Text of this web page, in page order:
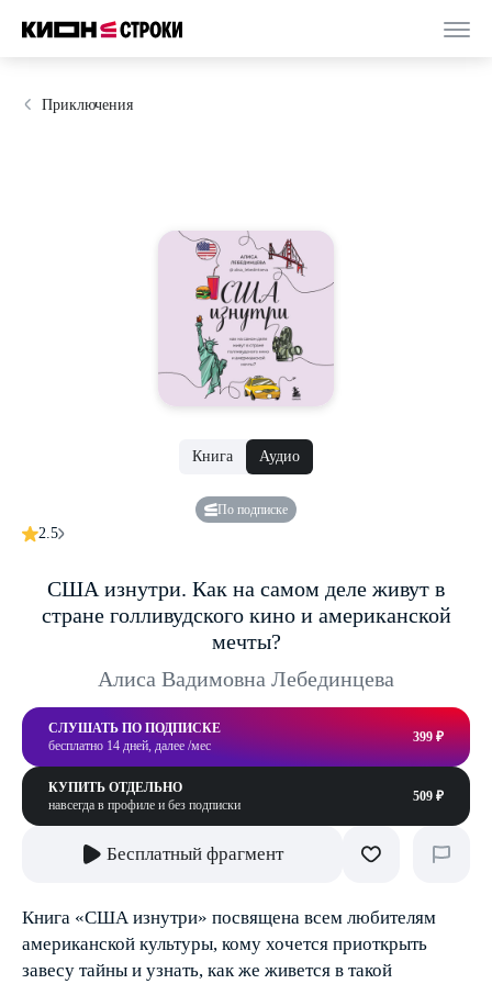
Приключения
Книга Аудио
По подписке
2.5
США изнутри. Как на самом деле живут в
стране голливудского кино и американской
мечты?
Алиса Вадимовна Лебединцева
СЛУШАТЬ ПО ПОДПИСКЕ
бесплатно 14 дней, далее /мес
399 ₽
КУПИТЬ ОТДЕЛЬНО
навсегда в профиле и без подписки
509 ₽
Бесплатный фрагмент
Книга «США изнутри» посвящена всем любителям
американской культуры, кому хочется приоткрыть
завесу тайны и узнать, как же живется в такой